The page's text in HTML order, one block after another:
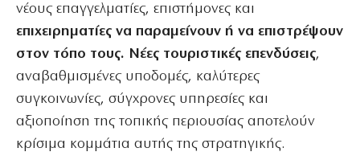
νέους επαγγελματίες, επιστήμονες και
επιχειρηματίες να παραμείνουν ή να επιστρέψουν
στον τόπο τους. Νέες τουριστικές επενδύσεις,
αναβαθμισμένες υποδομές, καλύτερες
συγκοινωνίες, σύγχρονες υπηρεσίες και
αξιοποίηση της τοπικής περιουσίας αποτελούν
κρίσιμα κομμάτια αυτής της στρατηγικής.